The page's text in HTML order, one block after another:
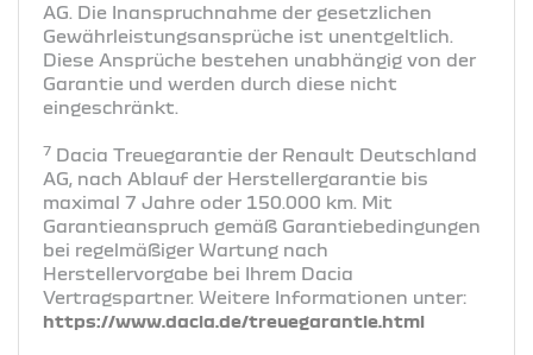
AG. Die Inanspruchnahme der gesetzlichen
Gewährleistungsansprüche ist unentgeltlich.
Diese Ansprüche bestehen unabhängig von der
Garantie und werden durch diese nicht
eingeschränkt.
7 Dacia Treuegarantie der Renault Deutschland
AG, nach Ablauf der Herstellergarantie bis
maximal 7 Jahre oder 150.000 km. Mit
Garantieanspruch gemäß Garantiebedingungen
bei regelmäßiger Wartung nach
Herstellervorgabe bei Ihrem Dacia
Vertragspartner. Weitere Informationen unter:
https://www.dacia.de/treuegarantie.html